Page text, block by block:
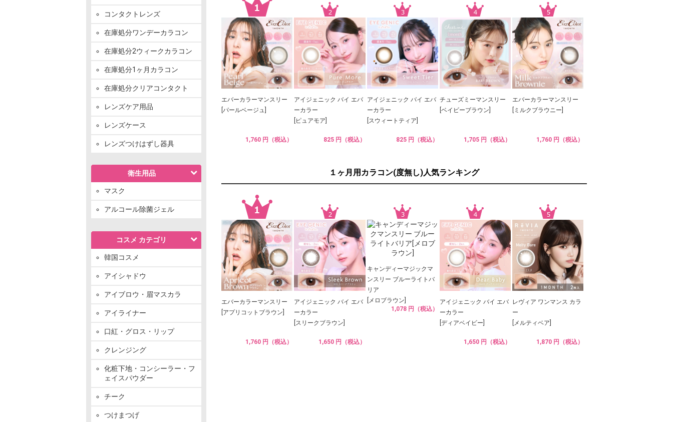
コンタクトレンズ
在庫処分ワンデーカラコン
在庫処分2ウィークカラコン
在庫処分1ヶ月カラコン
在庫処分クリアコンタクト
レンズケア用品
レンズケース
レンズつけはずし器具
衛生用品
マスク
アルコール除菌ジェル
コスメ カテゴリ
韓国コスメ
アイシャドウ
アイブロウ・眉マスカラ
アイライナー
口紅・グロス・リップ
クレンジング
化粧下地・コンシーラー・フ
ェイスパウダー
チーク
つけまつげ
エバーカラーマンスリー
[パールベージュ]
1,760 円（税込）
アイジェニック バイ エバ
ーカラー
[ピュアモア]
825 円（税込）
アイジェニック バイ エバ
ーカラー
[スウィートティア]
825 円（税込）
チューズミーマンスリー
[ベイビーブラウン]
1,705 円（税込）
エバーカラーマンスリー
[ミルクブラウニー]
1,760 円（税込）
１ヶ月用カラコン(度無し)人気ランキング
エバーカラーマンスリー
[アプリコットブラウン]
1,760 円（税込）
アイジェニック バイ エバ
ーカラー
[スリークブラウン]
1,650 円（税込）
キャンディーマジックマ
ンスリー ブルーライトバ
リア
[メロブラウン]
1,078 円（税込）
アイジェニック バイ エバ
ーカラー
[ディアベイビー]
1,650 円（税込）
レヴィア ワンマンス カラ
ー
[メルティベア]
1,870 円（税込）